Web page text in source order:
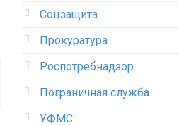
Соцзащита
Прокуратура
Роспотребнадзор
Пограничная служба
УФМС